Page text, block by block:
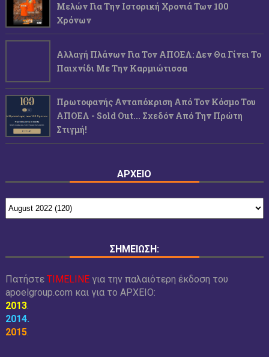
Μελών Για Την Ιστορική Χρονιά Των 100
Χρόνων
Αλλαγή Πλάνων Για Τον ΑΠΟΕΛ: Δεν Θα Γίνει Το
Παιχνίδι Με Την Καρμιώτισσα
Πρωτοφανής Ανταπόκριση Από Τον Κόσμο Του
ΑΠΟΕΛ - Sold Out... Σχεδόν Από Την Πρώτη
Στιγμή!
ΑΡΧΕΙΟ
ΣΗΜΕΙΩΣΗ:
Πατήστε TIMELINEγια την παλαιότερη έκδοση του
apoelgroup.com και για το ΑΡΧΕΙΟ:
2013.
2014.
2015.